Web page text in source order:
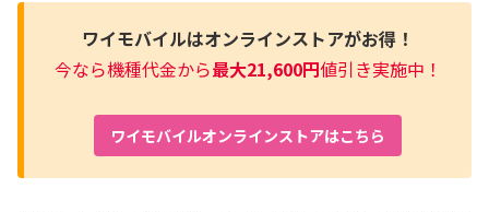
ワイモバイルはオンラインストアがお得！
今なら機種代金から最大21,600円値引き実施中！
ワイモバイルオンラインストアはこちら